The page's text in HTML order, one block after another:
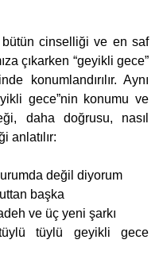
cinselliği ve en saf
çıkarken “geyikli gece”
konumlandırılır. Aynı
gece”nin konumu ve
daha doğrusu, nasıl
anlatılır:
değil diyorum
başka
ve üç yeni şarkı
tüylü geyikli gece